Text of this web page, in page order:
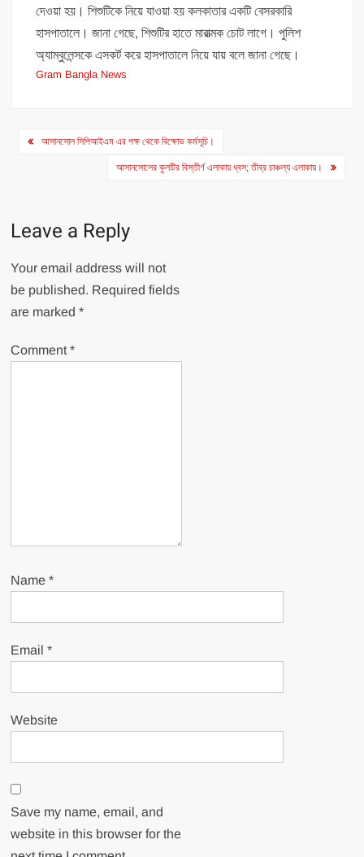
দেওয়া হয়। শিশুটিকে নিয়ে যাওয়া হয় কলকাতার একটি বেসরকারি
হাসপাতালে। জানা গেছে, শিশুটির হাতে মারাত্মক চোট লাগে। পুলিশ
অ্যাম্বুলেন্সকে এসকর্ট করে হাসপাতালে নিয়ে যায় বলে জানা গেছে।
Gram Bangla News
Post
navigation
আসানসোল সিপিআইএম এর পক্ষ থেকে বিক্ষোভ কর্মসূচি।
আসানসোলের কুলটির বিস্তীর্ণ এলাকায় ধ্বস; তীব্র চাঞ্চল্য এলাকায়।
Leave a Reply
Your email address will not
be published. Required fields
are marked*
Comment*
Name*
Email*
Website
Save my name, email, and
website in this browser for the